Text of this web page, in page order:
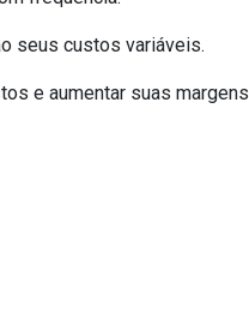
seus custos variáveis.
e aumentar suas margens